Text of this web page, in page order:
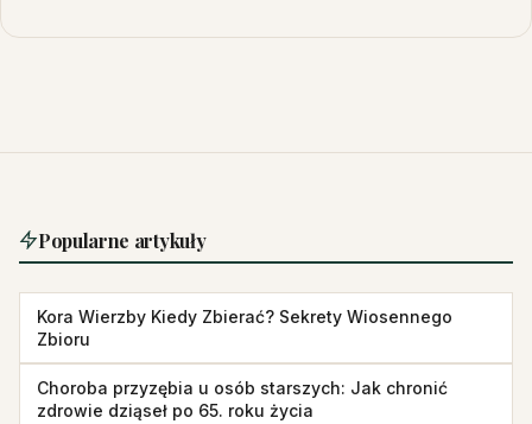
Popularne artykuły
Kora Wierzby Kiedy Zbierać? Sekrety Wiosennego
Zbioru
Choroba przyzębia u osób starszych: Jak chronić
zdrowie dziąseł po 65. roku życia